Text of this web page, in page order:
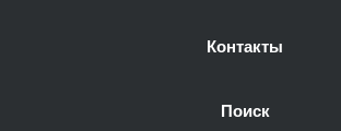
Контакты
Поиск